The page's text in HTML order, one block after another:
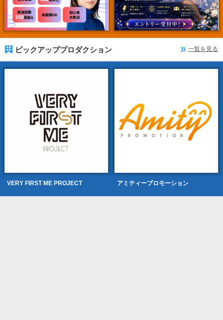
ピックアッププロダクション 一覧を見る
VERY FIRST ME PROJECT アミティープロモーション